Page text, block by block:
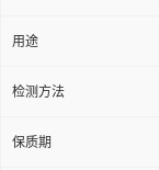
用途
检测方法
保质期